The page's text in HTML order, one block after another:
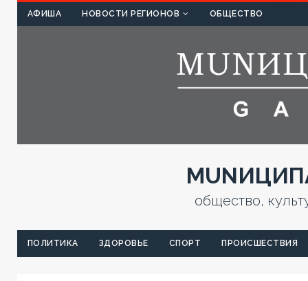
АФИША НОВОСТИ РЕГИОНОВ ОБЩЕСТВО
общество,
ПОЛИТИКА ЗДОРОВЬЕ СПОРТ ПРОИСШЕСТВИЯ